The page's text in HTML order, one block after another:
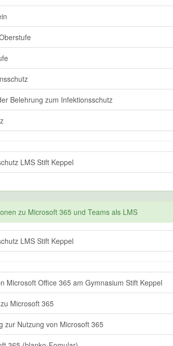
Belehrung zum Infektionsschutz
LMS Stift Keppel
zu Microsoft 365 und Teams als LMS
LMS Stift Keppel
Microsoft Office 365 am Gymnasium Stift Keppel
Microsoft 365
zur Nutzung von Microsoft 365